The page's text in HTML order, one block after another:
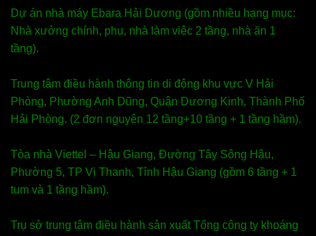
Dự án nhà máy Ebara Hải Dương (gồm nhiều hạng mục:
Nhà xưởng chính, phụ, nhà làm việc 2 tầng, nhà ăn 1
tầng).
Trung tâm điều hành thông tin di động khu vực V Hải
Phòng, Phường Anh Dũng, Quận Dương Kinh, Thành Phố
Hải Phòng. (2 đơn nguyên 12 tầng+10 tầng + 1 tầng hầm).
Tòa nhà Viettel – Hậu Giang, Đường Tây Sông Hậu,
Phường 5, TP Vị Thanh, Tỉnh Hậu Giang (gồm 6 tầng + 1
tum và 1 tầng hầm).
Trụ sở trung tâm điều hành sản xuất Tổng công ty khoáng